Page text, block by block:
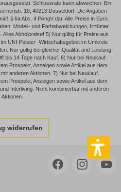
Schlussrate kann abweichen. Ein
10, 40213 Düsseldorf. Die Angaben
§ 6a Abs. 4 PAngV dar. Alle Preise in Euro,
Modell- und Farbabweichungen, Irrtümer
Abholpreise! 5) Nur gültig für Preise aus
UNI-Polster -Wirtschaftsgebiet im Umkreis
Nur gültig bei gleicher Qualität und Leistung
bis 14 Tage nach Kauf. 6) Nur bei Neukauf.
Prospekt, Anzeigen sowie Artikel aus dem
anderen Aktionen. 7) Nur bei Neukauf.
Prospekt, Anzeigen sowie Artikel aus dem
Interliving. Nicht kombinierbar mit anderen
Aktionen.
widerrufen